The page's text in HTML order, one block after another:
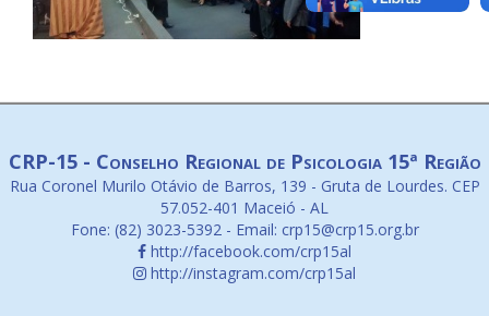
CRP-15 - Conselho Regional de Psicologia 15ª Região
Rua Coronel Murilo Otávio de Barros, 139 - Gruta de Lourdes. CEP
57.052-401 Maceió - AL
Fone: (82) 3023-5392 - Email: crp15@crp15.org.br
http://facebook.com/crp15al
http://instagram.com/crp15al